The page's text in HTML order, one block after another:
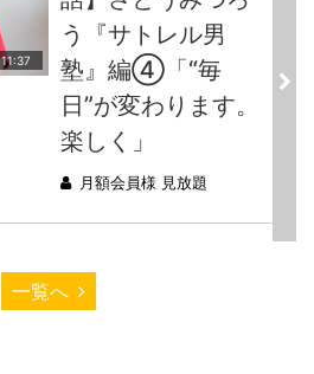
11:37
う『サトレル男
塾』編④「“毎
日”が変わります。
楽しく」
月額会員様 見放題
一覧へ